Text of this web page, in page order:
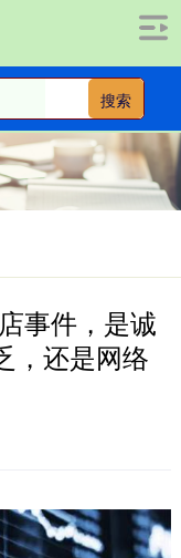
搜索
事件，是诚
，还是网络